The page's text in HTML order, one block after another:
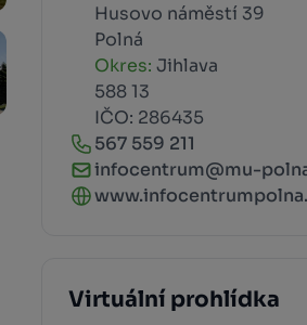
Husovo náměstí 39
Polná
Okres: Jihlava
588 13
IČO: 286435
567 559 211
infocentrum@mu-
Virtuální prohlídka